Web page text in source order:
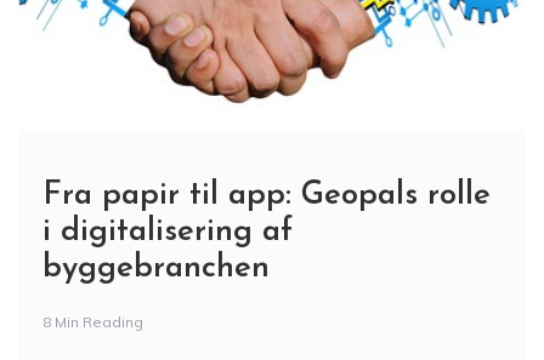
Fra papir til app: Geopals rolle
i digitalisering af
byggebranchen
8 Min Reading